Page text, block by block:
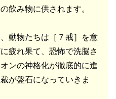
飲み物に供されます。
動物たちは［７戒］を意
疲れ果て、恐怖で洗脳さ
ンの神格化が徹底的に進
が盤石になっていきま